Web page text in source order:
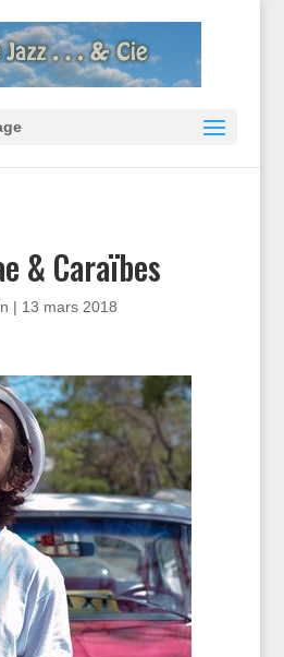
& Caraïbes
| 13 mars 2018